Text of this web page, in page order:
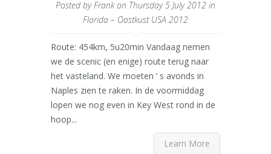
Posted by Frankon Thursday 5 July 2012 in
Florida – Oostkust USA 2012
Route: 454km, 5u20min Vandaag nemen
we de scenic (en enige) route terug naar
het vasteland. We moeten ‘ s avonds in
Naples zien te raken. In de voormiddag
lopen we nog even in Key West rond in de
hoop...
Learn More